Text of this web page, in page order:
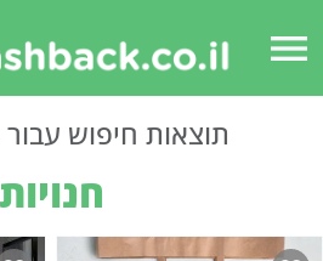
menu
תוצאות חיפוש עבור
חנויות